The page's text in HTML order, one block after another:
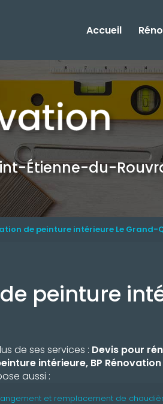
Accueil
Étienne-du-
de peinture intérieure Le Grand-
peinture
de ses services : Devis pour
intérieure, BP Rénovation
aussi :
et remplacement de